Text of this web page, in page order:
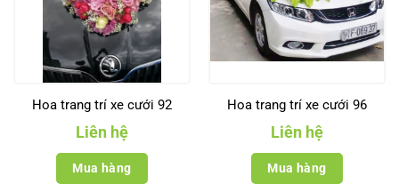
Hoa trang trí xe cưới 92
Liên hệ
Mua hàng
Hoa trang trí xe cưới 96
Liên hệ
Mua hàng